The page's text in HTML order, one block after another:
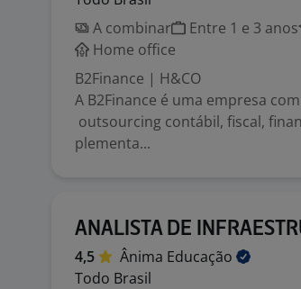
A combinar
Entre 1 e 3 anos
Home office
B2Finance | H&CO
A B2Finance é uma empresa
outsourcing contábil, fiscal,
plementa...
ANALISTA DE
4,5 Ânima Educação
Todo Brasil